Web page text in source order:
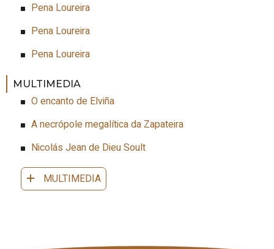
Pena Loureira
Pena Loureira
Pena Loureira
MULTIMEDIA
O encanto de Elviña
A necrópole megalítica da Zapateira
Nicolás Jean de Dieu Soult
MULTIMEDIA